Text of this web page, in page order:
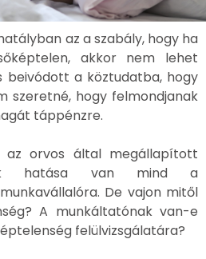
az a szabály, hogy ha
akkor nem lehet
beivódott a köztudatba, hogy
szeretné, hogy felmondjanak
táppénzre.
az orvos által megállapított
hatása van mind a
De vajon mitől
A munkáltatónak van-e
felülvizsgálatára?